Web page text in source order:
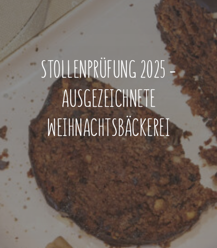
STOLLENPRÜFUNG 2025 –
AUSGEZEICHNETE
WEIHNACHTSBÄCKEREI